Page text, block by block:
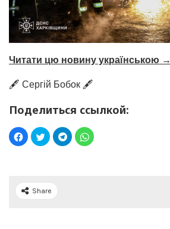
Читати цю новину українською →
🖋️ Сергій Бобок 🖋️
Поделиться ссылкой:
Share